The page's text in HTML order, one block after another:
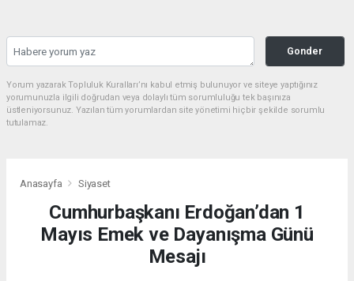
Gonder
Yorum yazarak Topluluk Kuralları’nı kabul etmiş bulunuyor ve siteye yaptığınız
yorumunuzla ilgili doğrudan veya dolaylı tüm sorumluluğu tek başınıza
üstleniyorsunuz. Yazılan tüm yorumlardan site yönetimi hiçbir şekilde sorumlu
tutulamaz.
Anasayfa Siyaset
Cumhurbaşkanı Erdoğan’dan 1
Mayıs Emek ve Dayanışma Günü
Mesajı